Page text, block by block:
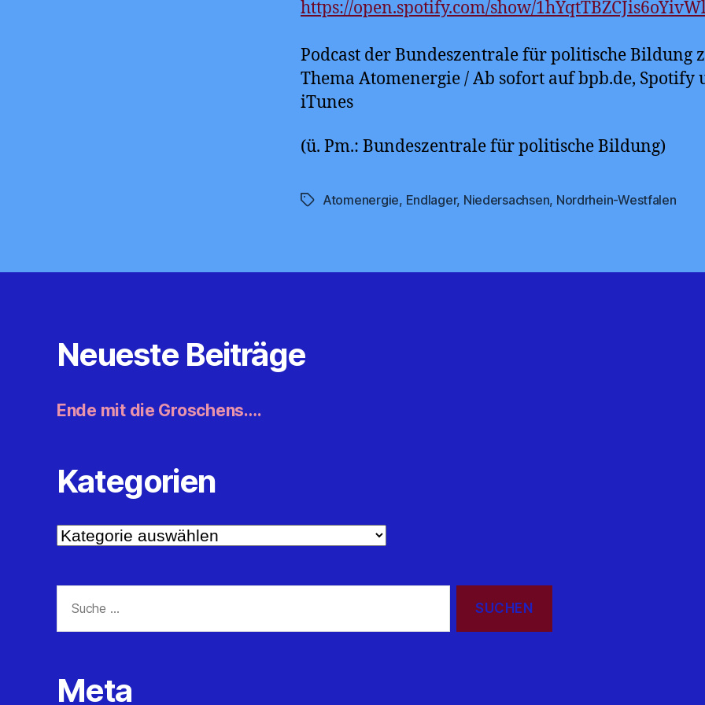
https://open.spotify.com/show/
Podcast der Bundeszentrale für politische Bildung
Thema Atomenergie / Ab sofort auf bpb.de, Spotify
iTunes
(ü. Pm.: Bundeszentrale für politische Bildung)
Schlagwörter
Atomenergie, Endlager, Niedersachsen, Nordrhein-Westfalen
Neueste Beiträge
Ende mit die Groschens….
Kategorien
Kategorien
nach:
Meta